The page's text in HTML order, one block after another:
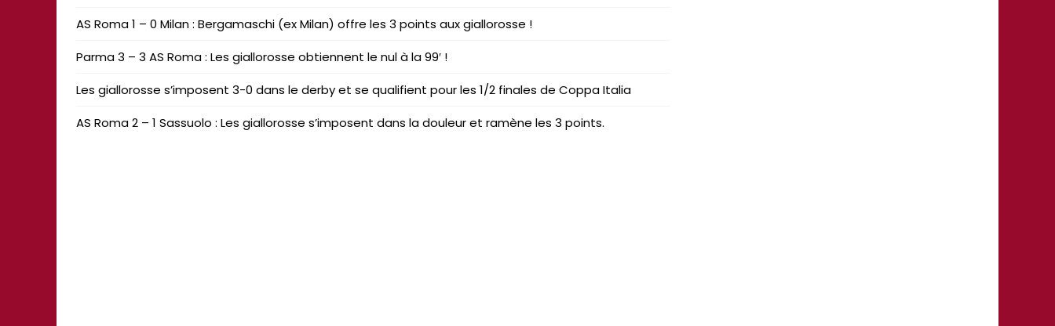
AS Roma 1 – 0 Milan : Bergamaschi (ex Milan) offre les 3 points aux giallorosse !
Parma 3 – 3 AS Roma : Les giallorosse obtiennent le nul à la 99′ !
Les giallorosse s’imposent 3-0 dans le derby et se qualifient pour les 1/2 finales de Coppa Italia
AS Roma 2 – 1 Sassuolo : Les giallorosse s’imposent dans la douleur et ramène les 3 points.